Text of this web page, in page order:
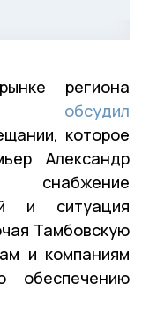
региона
обсудил
которое
Александр
и ситуация
Тамбовскую
и компаниям
обеспечению